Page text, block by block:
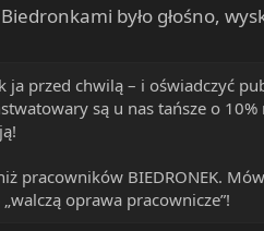
było głośno,
ja przed chwilą – i oświadczyć
są u nas tańsze o
pracowników BIEDRONEK.
oprawa pracownicze”!